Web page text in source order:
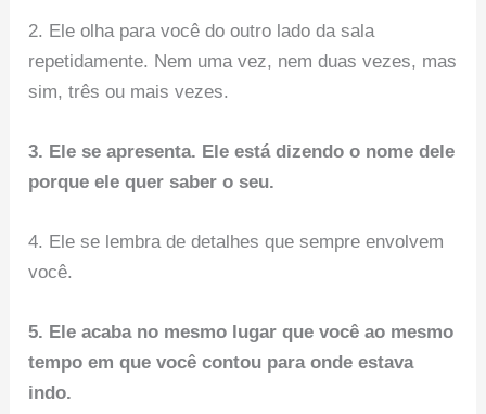
2. Ele olha para você do outro lado da sala
repetidamente. Nem uma vez, nem duas vezes, mas
sim, três ou mais vezes.
3. Ele se apresenta. Ele está dizendo o nome dele
porque ele quer saber o seu.
4. Ele se lembra de detalhes que sempre envolvem
você.
5. Ele acaba no mesmo lugar que você ao mesmo
tempo em que você contou para onde estava
indo.